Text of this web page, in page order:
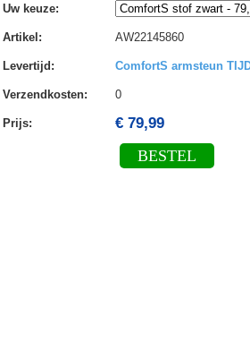
Uw keuze:
Artikel : AW22145860
Levertijd : ComfortS armsteun
Verzendkosten: 0
Prijs: € 79,99
BESTEL